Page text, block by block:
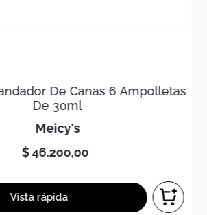
De Canas 6 Ampolletas
De 30ml
meicy's
$46.200,00